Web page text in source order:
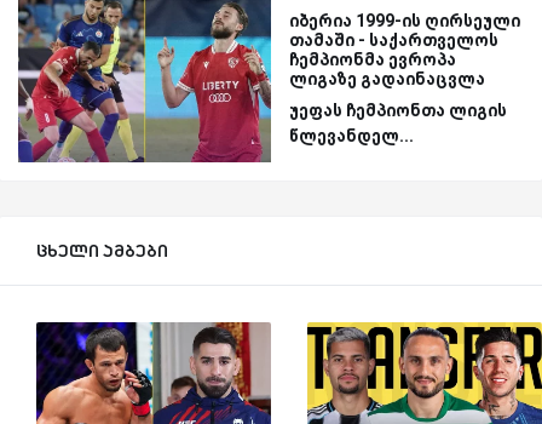
იბერია 1999-ის ღირსეული
თამაში - საქართველოს
ჩემპიონმა ევროპა
ლიგაზე გადაინაცვლა
უეფას ჩემპიონთა ლიგის
წლევანდელ...
ცხელი ამბები